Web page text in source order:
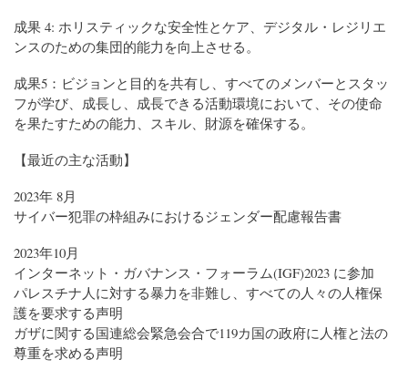
成果 4: ホリスティックな安全性とケア、デジタル・レジリエ
ンスのための集団的能力を向上させる。
成果5：ビジョンと目的を共有し、すべてのメンバーとスタッ
フが学び、成長し、成長できる活動環境において、その使命
を果たすための能力、スキル、財源を確保する。
【最近の主な活動】
2023年 8月
サイバー犯罪の枠組みにおけるジェンダー配慮報告書
2023年10月
インターネット・ガバナンス・フォーラム(IGF)2023 に参加
パレスチナ人に対する暴力を非難し、すべての人々の人権保
護を要求する声明
ガザに関する国連総会緊急会合で119カ国の政府に人権と法の
尊重を求める声明